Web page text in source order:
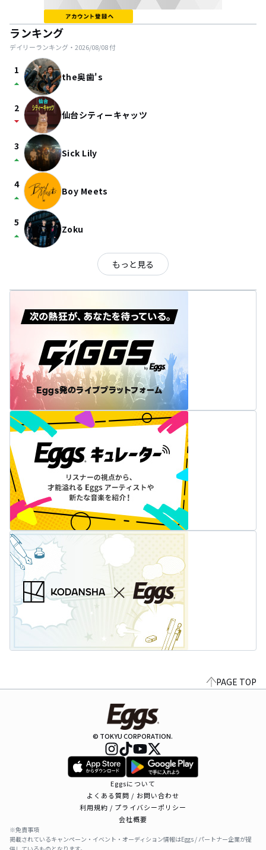
ランキング
デイリーランキング・ 2026/08/08付
1
arrow_drop_up the奥歯's
2
arrow_drop_down 仙台シティーキャッツ
3
arrow_drop_up Sick Lily
4
arrow_drop_up Boy Meets
5
arrow_drop_up Zoku
もっと見る
PAGE TOP
© TOKYU CORPORATION.
Eggsについて
よくある質問 / お問い合わせ
利用規約 / プライバシーポリシー
会社概要
※免責事項
掲載されているキャンペーン・イベント・オーディション情報はEggs / パートナー企業が提